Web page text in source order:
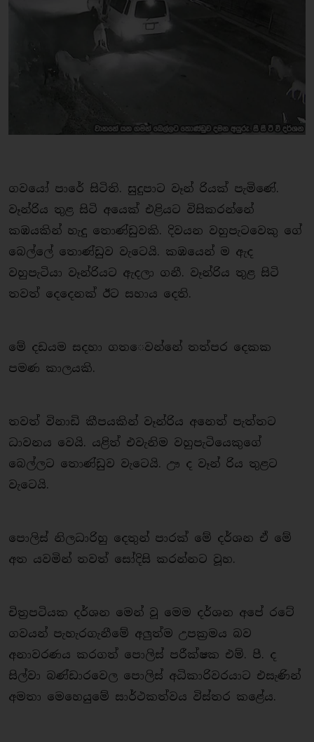
ගවයෝ පාරේ සිටිති. සුදුපාට වෑන් රියක් පැමිණේ.
වෑන්රිය තුළ සිටි අයෙක් එළියට විසිකරන්නේ
කඹයකින් හැදු තොණ්ඩුවකි. දිවයන වහුපැටවෙකු ගේ
බෙල්ලේ තොණ්ඩුව වැටෙයි. කඹයෙන් ම ඇද
වහුපැටියා වෑන්රියට ඇදලා ගනී. වෑන්රිය තුළ සිටි
තවත් දෙදෙනක් ඊට සහාය දෙති.
මේ දඩයම සදහා ගත​ෙවන්නේ තත්පර දෙකක
පමණ කාලයකි.
තවත් විනාඩි කීපයකින් වෑන්රිය අනෙත් පැත්තට
ධාවනය වෙයි. යළිත් එවැනිම වහුපැටියෙකුගේ
බෙල්ලට තොණ්ඩුව වැටෙයි. ඌ ද වෑන් රිය තුළට
වැටෙයි.
පොලිස් නිලධාරිහු දෙතුන් පාරක් මේ දර්ශන ඒ මේ
අත යවමින් තවත් සෝදිසි කරන්නට වූහ.
චිත්‍රපටියක දර්ශන මෙන් වූ මෙම දර්ශන අපේ රටේ
ගවයන් පැහැරගැනීමේ අලුත්ම උපක්‍රමය බව
අනාවරණය කරගත් පොලිස් පරීක්ෂක එම්. පී. ද
සිල්වා බණ්ඩාරවෙල පොලිස් අධිකාරිවරයාට එසැණින්
අමතා මෙහෙයුමේ සාර්ථකත්වය විස්තර කළේය.